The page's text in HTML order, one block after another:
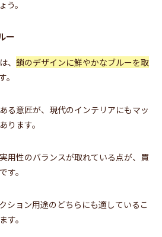
う。
ー
、 鎖のデザインに鮮やかなブルーを取
。
る意匠が、現代のインテリアにもマッ
ります。
用性のバランスが取れている点が、買
す。
ション用途のどちらにも適しているこ
す。